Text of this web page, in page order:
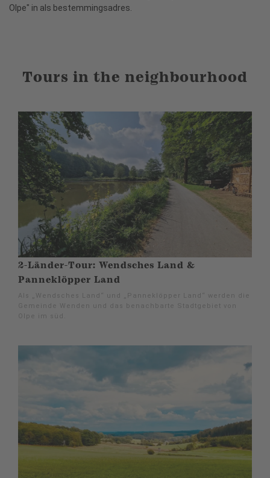
Olpe" in als bestemmingsadres.
Tours in the neighbourhood
2-Länder-Tour: Wendsches Land &
Panneklöpper Land
Als „Wendsches Land“ und „Panneklöpper Land“ werden die
Gemeinde Wenden und das benachbarte Stadtgebiet von
Olpe im süd.